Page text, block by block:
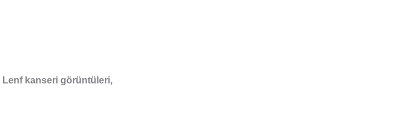
Lenf kanseri görüntüleri,